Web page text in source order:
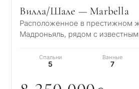
Вилла/Шале — Marbella
Расположенное в престижном
Мадроньяль, рядом с известным
Спальни
5
Ванные
7